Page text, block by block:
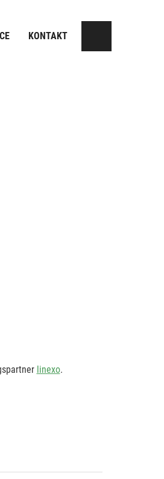
KONTAKT
linexo.